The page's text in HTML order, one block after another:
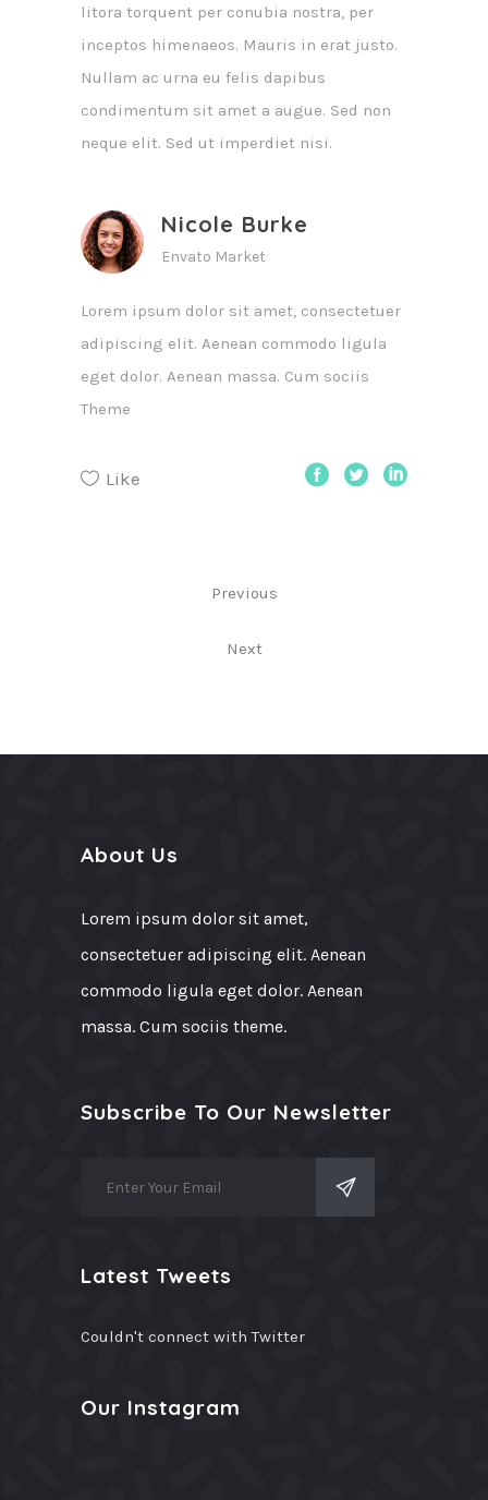
litora torquent per conubia nostra, per
inceptos himenaeos. Mauris in erat justo.
Nullam ac urna eu felis dapibus
condimentum sit amet a augue. Sed non
neque elit. Sed ut imperdiet nisi.
Nicole Burke
Envato Market
Lorem ipsum dolor sit amet, consectetuer
adipiscing elit. Aenean commodo ligula
eget dolor. Aenean massa. Cum sociis
Theme
Like
Previous
Next
About Us
Lorem ipsum dolor sit amet,
consectetuer adipiscing elit. Aenean
commodo ligula eget dolor. Aenean
massa. Cum sociis theme.
Subscribe To Our Newsletter
Latest Tweets
Couldn't connect with Twitter
Our Instagram